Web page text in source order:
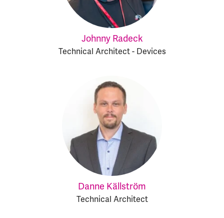
Johnny Radeck
Technical Architect - Devices
Danne Källström
Technical Architect